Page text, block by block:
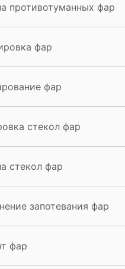
противотуманных фар
фар
фар
стекол фар
стекол фар
запотевания фар
фар